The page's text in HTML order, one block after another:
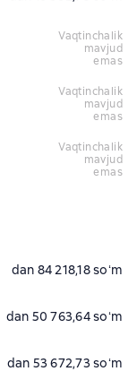
vaqtinchalik
mavjud
emas
vaqtinchalik
mavjud
emas
vaqtinchalik
mavjud
emas
dan 84 218,18 soʻm
dan 50 763,64 soʻm
dan 53 672,73 soʻm